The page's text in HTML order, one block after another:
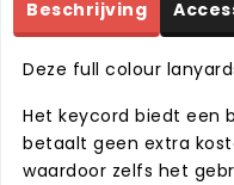
Beschrijving
Deze full colour
Het keycord biedt een
betaalt geen extra
waardoor zelfs het